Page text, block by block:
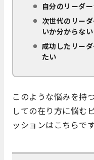
自分のリーダ
次世代のリー
いか分からない
成功したリー
たい
このような悩みを持
しての在り方に悩む
ッションはこちらで